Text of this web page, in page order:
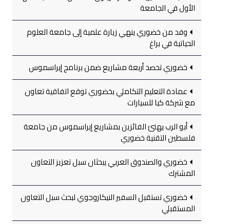
الأول في الجامعة
وفد من خضوري ينهي زيارة علمية إلى جامعة العلوم
الحياتية في براغ
خضوري تحصد أربعة مشاريع ضمن برنامج إيراسموس
عمادة التعليم التكاملي بخضوري توقع اتفاقية تعاون
مع شركة كيا للسيارات
أبو الرب يهنئ الفائزين بمشاريع إيراسموس من جامعة
فلسطين التقنية خضوري
خضوري والصندوق العربي يبحثان سبل تعزيز التعاون
المشترك
خضوري تستقبل السفير النيكاروجوي لبحث سبل التعاون
المستقبلي